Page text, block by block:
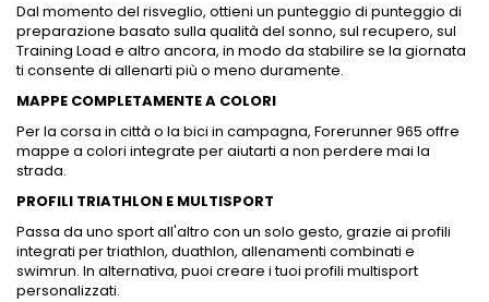
Dal momento del risveglio, ottieni un punteggio di punteggio di
preparazione basato sulla qualità del sonno, sul recupero, sul
Training Load e altro ancora, in modo da stabilire se la giornata
ti consente di allenarti più o meno duramente.
MAPPE COMPLETAMENTE A COLORI
Per la corsa in città o la bici in campagna, Forerunner 965 offre
mappe a colori integrate per aiutarti a non perdere mai la
strada.
PROFILI TRIATHLON E MULTISPORT
Passa da uno sport all'altro con un solo gesto, grazie ai profili
integrati per triathlon, duathlon, allenamenti combinati e
swimrun. In alternativa, puoi creare i tuoi profili multisport
personalizzati.